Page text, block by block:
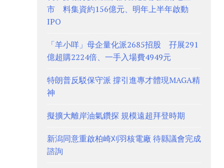
市 料集資約156億元、明年上半年啟動
IPO
「羊小咩」母企量化派2685招股 孖展291
億超購2224倍、一手入場費4949元
特朗普反駁保守派 撐引進專才體現MAGA精
神
擬擴大離岸油氣鑽探 規模遠超拜登時期
新潟同意重啟柏崎刈羽核電廠 待縣議會完成
諮詢